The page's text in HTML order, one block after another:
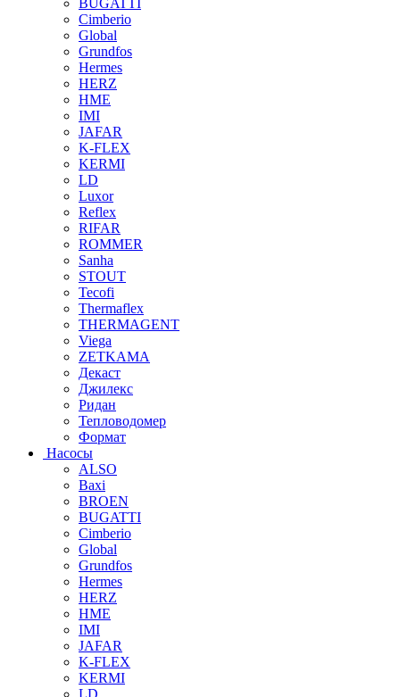
Cimberio
Global
Grundfos
Hermes
HERZ
HME
IMI
JAFAR
K-FLEX
KERMI
LD
Luxor
Reflex
RIFAR
ROMMER
Sanha
STOUT
Tecofi
Thermaflex
THERMAGENT
Viega
ZETKAMA
Декаст
Джилекс
Ридан
Тепловодомер
Формат
Насосы
ALSO
Baxi
BROEN
BUGATTI
Cimberio
Global
Grundfos
Hermes
HERZ
HME
IMI
JAFAR
K-FLEX
KERMI
LD